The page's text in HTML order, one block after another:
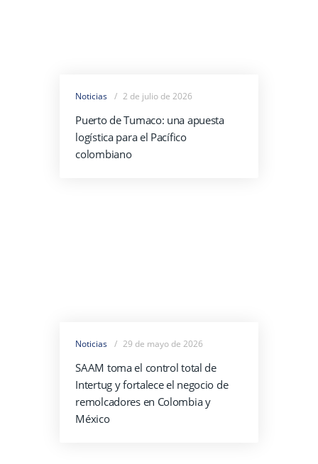
Noticias 2 de julio de 2026
Puerto de Tumaco: una apuesta
logística para el Pacífico
colombiano
Noticias 29 de mayo de 2026
SAAM toma el control total de
Intertug y fortalece el negocio de
remolcadores en Colombia y
México